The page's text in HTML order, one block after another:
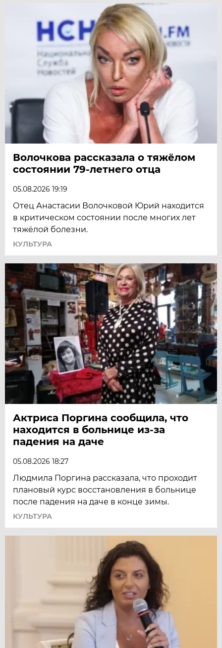
Волочкова рассказала о тяжёлом
состоянии 79-летнего отца
05.08.2026 19:19
Отец Анастасии Волочковой Юрий находится
в критическом состоянии после многих лет
тяжёлой болезни.
КУЛЬТУРА
Актриса Поргина сообщила, что
находится в больнице из-за
падения на даче
05.08.2026 18:27
Людмила Поргина рассказала, что проходит
плановый курс восстановления в больнице
после падения на даче в конце зимы.
КУЛЬТУРА